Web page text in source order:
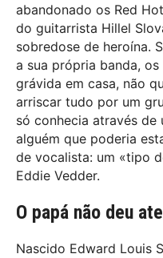
abandonado os Red
do guitarrista Hillel
sobredose de heroína.
a sua própria banda,
grávida em casa, não
arriscar tudo por um
só conhecia através de
alguém que poderia
de vocalista: um «tipo
Eddie Vedder.
O papá não deu
Nascido Edward Louis